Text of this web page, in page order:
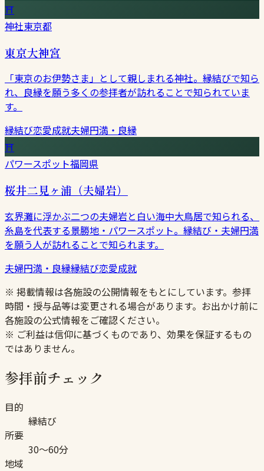
⛩
神社東京都
東京大神宮
「東京のお伊勢さま」として親しまれる神社。縁結びで知ら
れ、良縁を願う多くの参拝者が訪れることで知られていま
す。
縁結び恋愛成就夫婦円満・良縁
⛩
パワースポット福岡県
桜井二見ヶ浦（夫婦岩）
玄界灘に浮かぶ二つの夫婦岩と白い海中大鳥居で知られる、
糸島を代表する景勝地・パワースポット。縁結び・夫婦円満
を願う人が訪れることで知られます。
夫婦円満・良縁縁結び恋愛成就
※ 掲載情報は各施設の公開情報をもとにしています。参拝
時間・授与品等は変更される場合があります。お出かけ前に
各施設の公式情報をご確認ください。
※ ご利益は信仰に基づくものであり、効果を保証するもの
ではありません。
参拝前チェック
目的
縁結び
所要
30〜60分
地域